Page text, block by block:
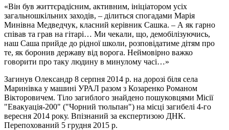
«Він був життєрадісним, активним, ініціатором усіх
загальношкільних заходів, – ділиться спогадами Марія
Минівна Медведчук, класний керівник Сашка. – А як гарно
співав та грав на гітарі… Ми чекали, що, демобілізуючись,
наш Саша прийде до рідної школи, розповідатиме дітям про
те, як боронив державу від ворога. Неймовірно важко
говорити про таку людину в минулому часі…»
Загинув Олександр 8 серпня 2014 р. на дорозі біля села
Маринівка у машині УРАЛ разом з Козаренко Романом
Вікторовичем. Тіло загиблого знайдено пошуковцями Місії
"Евакуація-200" ("Чорний тюльпан") на місці загибелі 4-го
вересня 2014 року. Впізнаний за експертизою ДНК.
Перепохований 5 грудня 2015 р.